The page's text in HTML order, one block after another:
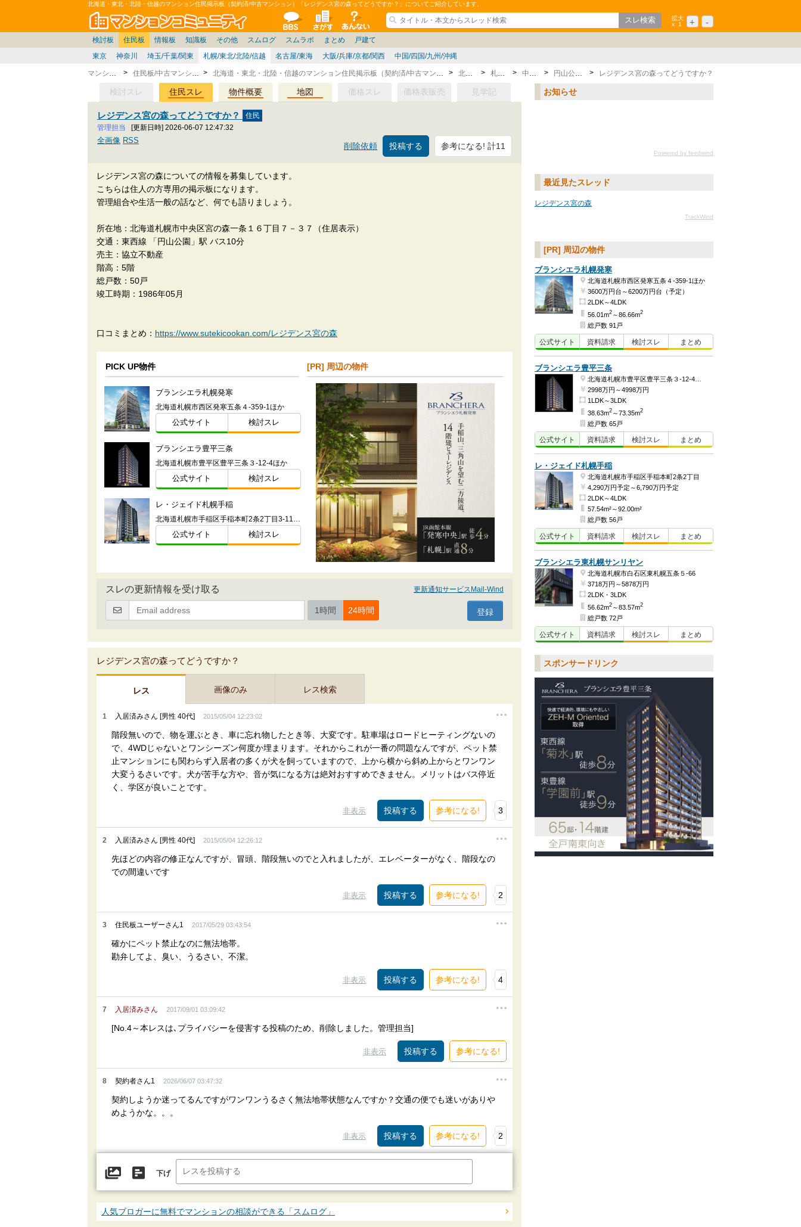
北海道・東北・北陸・信越のマンション住民掲示板（契約済/中古マンション）「レジデンス宮の森ってどうですか？」についてご紹介しています。
マンションコミュニティ
全掲示板 物件検索 サイトについて
拡大
x
1 + -
検討板
東京23区 東京市部 神奈川/横浜 千葉 埼玉 茨城 札幌 仙台/新潟/東北 名古屋/東海
住民板
東京
神奈川 埼玉/千葉/関東 札幌/東北/北陸/信越 名古屋/東海 大阪/兵庫/京都/関西 中国/四国/九州/沖縄
情報板
価格表 スムログ出張所 暮らしやすさ評価 見学記
知識板
住宅ローン デベ/ゼネコン マンション雑談 マンション質問 住宅質問 管理会社/組合
その他
雑談 賃貸 移住相談 リゾート 広告 バトル 家具 ニュース 個人取引 政治
スムログ
お便り返し 座談会/対談 ブロガーの本音 マンション管理 ノウハウ 東京都 神奈川県
スムラボ
関東 中部 近畿 北海道 東北 中国 九州 その他 まとめ
東京都 神奈川県 千葉県 埼玉県 愛知県 大阪府 兵庫県 福岡県 戸建て
注文住宅 建売住宅 戸建質問 住宅設備
マンション 住民板/中古マンション 北海道・東北・北陸・信越のマンション住民掲示板（契約済/中古マンション） 北海道 札幌市 中央区 円山公園駅 レジデンス宮の森ってどうですか？
検討スレ 住民スレ 物件概要 地図 価格スレ 価格表販売 見学記
レジデンス宮の森ってどうですか？
管理担当 [更新日時] 2026-06-07 12:47:32
削除依頼 参考になる! 計11
全画像 RSS
レジデンス宮の森についての情報を募集しています。
こちらは住人の方専用の掲示板になります。
管理組合や生活一般の話など、何でも語りましょう。
所在地：北海道札幌市中央区宮の森一条１６丁目７－３７（住居表示）
交通：東西線 「円山公園」駅 バス10分
売主：協立不動産
階高：5階
総戸数：50戸
竣工時期：1986年05月
口コミまとめ： https://www.sutekicookan.com/レジデンス宮の森
PICK UP物件
ブランシエラ札幌発寒
北海道札幌市西区発寒五条４-359-1ほか
公式サイト 検討スレ
ブランシエラ豊平三条
北海道札幌市豊平区豊平三条３-12-4ほか
公式サイト 検討スレ
レ・ジェイド札幌手稲
北海道札幌市手稲区手稲本町2条2丁目3-11（地番）
公式サイト 検討スレ
[PR] 周辺の物件
スレの更新情報を受け取る 更新通知サービスMail-Wind
1時間 24時間
レジデンス宮の森ってどうですか？
レス 画像のみ レス検索
1 入居済みさん [男性 40代] 2015/05/04 12:23:02
階段無いので、物を運ぶとき、車に忘れ物したとき等、大変です。駐車場はロードヒーティングないの
で、4WDじゃないとワンシーズン何度か埋まります。それからこれが一番の問題なんですが、ペット禁
止マンションにも関わらず入居者の多くが犬を飼っていますので、上から横から斜め上からとワンワン
大変うるさいです。犬が苦手な方や、音が気になる方は絶対おすすめできません。メリットはバス停近
く、学区が良いことです。
非表示 参考になる! 3
2 入居済みさん [男性 40代] 2015/05/04 12:26:12
先ほどの内容の修正なんですが、冒頭、階段無いのでと入れましたが、エレベーターがなく、階段なの
での間違いです
非表示 参考になる! 2
3 住民板ユーザーさん1 2017/05/29 03:43:54
確かにペット禁止なのに無法地帯。
勘弁してよ、臭い、うるさい、不潔。
非表示 参考になる! 4
7 入居済みさん 2017/09/01 03:09:42
[No.4～本レスは､プライバシーを侵害する投稿のため、削除しました。管理担当]
非表示 参考になる!
8 契約者さん1 2026/06/07 03:47:32
契約しようか迷ってるんですがワンワンうるさく無法地帯状態なんですか？交通の便でも迷いがありや
めようかな。。。
非表示 参考になる! 2
下げ
人気ブロガーに無料でマンションの相談ができる「スムログ」
お知らせ
Powered by feedwind
最近見たスレッド
レジデンス宮の森
TrackWind
[PR] 周辺の物件
ブランシエラ札幌発寒
北海道札幌市西区発寒五条４-359-1ほか
3600万円台～6200万円台（予定）
2LDK～4LDK
56.01m2 ～86.66m2
総戸数 91戸
公式サイト 資料請求 検討スレ まとめ
ブランシエラ豊平三条
2998万円～4998万円
1LDK～3LDK
38.63m2 ～73.35m2
総戸数 65戸
公式サイト 資料請求 検討スレ まとめ
レ・ジェイド札幌手稲
北海道札幌市手稲区手稲本町2条2丁目
4,290万円予定～6,790万円予定
2LDK～4LDK
57.54m²～92.00m²
総戸数 56戸
公式サイト 資料請求 検討スレ まとめ
ブランシエラ東札幌サンリヤン
北海道札幌市白石区東札幌五条５-66
3718万円～5878万円
2LDK・3LDK
56.62m2 ～83.57m2
総戸数 72戸
公式サイト 資料請求 検討スレ まとめ
スポンサードリンク